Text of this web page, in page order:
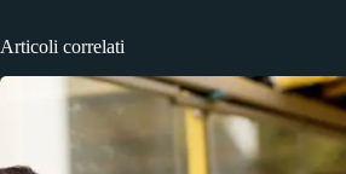
Articoli correlati